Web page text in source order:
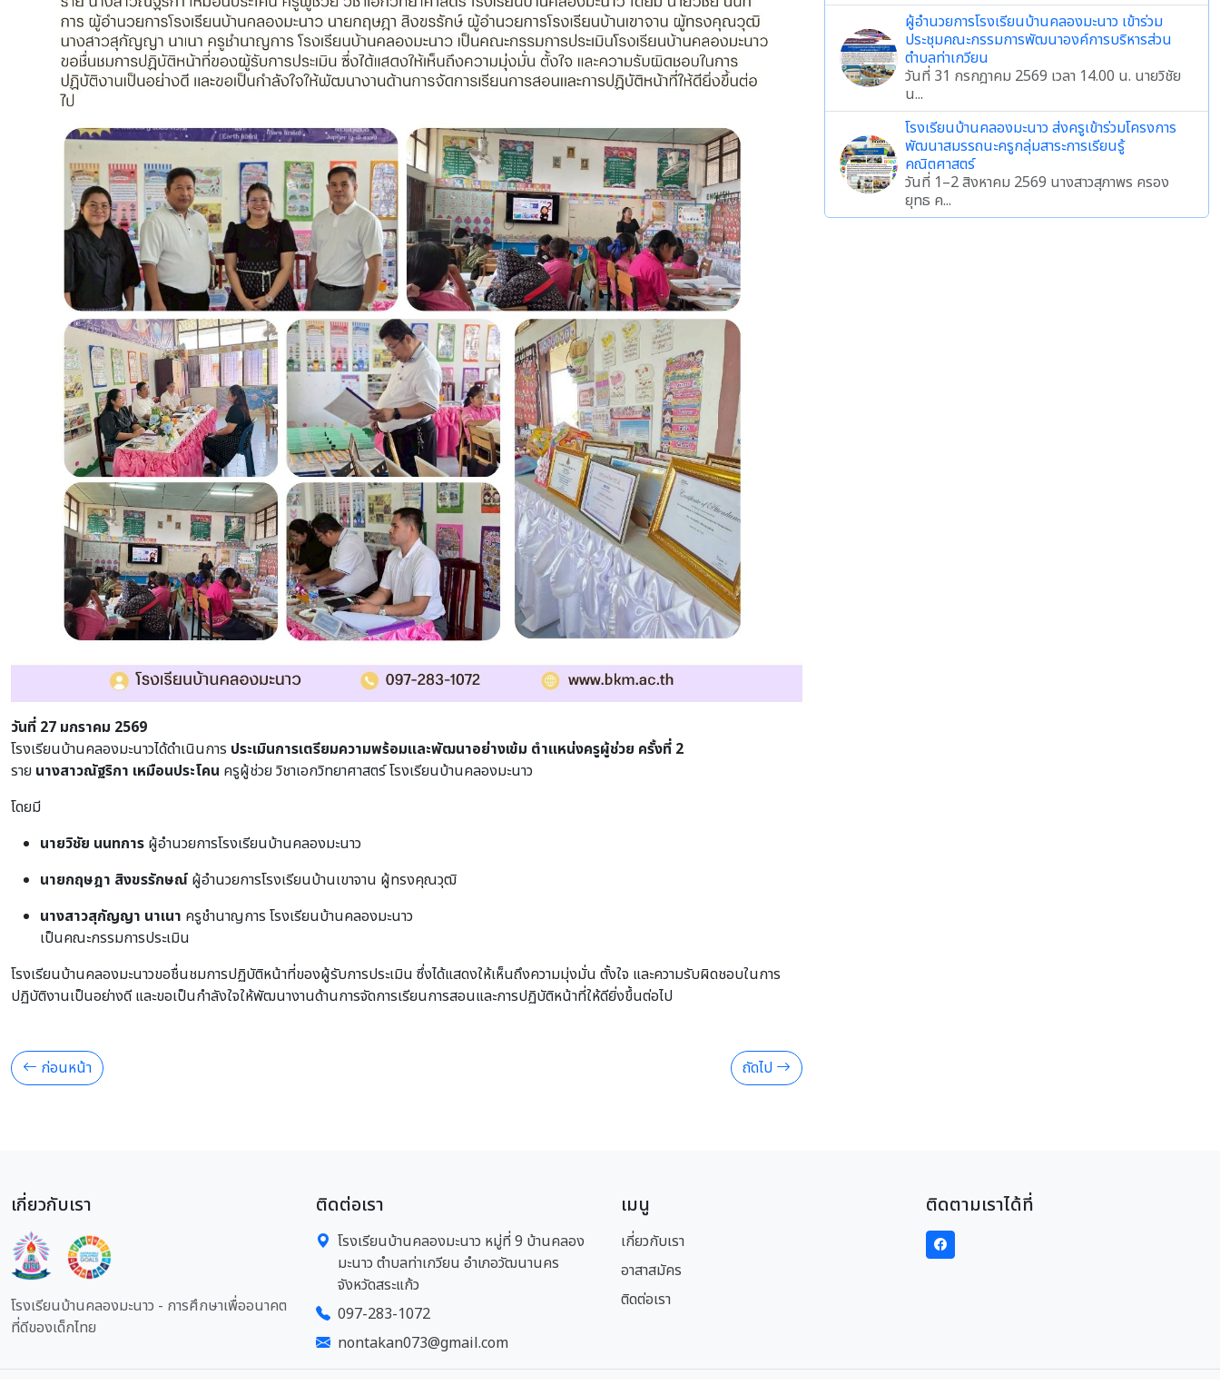
วันที่ 27 มกราคม 2569
โรงเรียนบ้านคลองมะนาวได้ดำเนินการ ประเมินการเตรียมความพร้อมและพัฒนาอย่างเข้ม ตำแหน่งครูผู้ช่วย ครั้งที่ 2
ราย นางสาวณัฐริกา เหมือนประโคน ครูผู้ช่วย วิชาเอกวิทยาศาสตร์ โรงเรียนบ้านคลองมะนาว
โดยมี
นายวิชัย นนทการ ผู้อำนวยการโรงเรียนบ้านคลองมะนาว
นายกฤษฎา สิงขรรักษณ์ ผู้อำนวยการโรงเรียนบ้านเขาจาน ผู้ทรงคุณวุฒิ
นางสาวสุกัญญา นาเนา ครูชำนาญการ โรงเรียนบ้านคลองมะนาว
เป็นคณะกรรมการประเมิน
โรงเรียนบ้านคลองมะนาวขอชื่นชมการปฏิบัติหน้าที่ของผู้รับการประเมิน ซึ่งได้แสดงให้เห็นถึงความมุ่งมั่น ตั้งใจ และความรับผิดชอบในการ
ปฏิบัติงานเป็นอย่างดี และขอเป็นกำลังใจให้พัฒนางานด้านการจัดการเรียนการสอนและการปฏิบัติหน้าที่ให้ดียิ่งขึ้นต่อไป
ก่อนหน้า ถัดไป
ผู้อำนวยการโรงเรียนบ้านคลองมะนาว เข้าร่วม
ประชุมคณะกรรมการพัฒนาองค์การบริหารส่วน
ตำบลท่าเกวียน
วันที่ 31 กรกฎาคม 2569 เวลา 14.00 น. นายวิชัย
น...
โรงเรียนบ้านคลองมะนาว ส่งครูเข้าร่วมโครงการ
พัฒนาสมรรถนะครูกลุ่มสาระการเรียนรู้
คณิตศาสตร์
วันที่ 1–2 สิงหาคม 2569 นางสาวสุภาพร ครอง
ยุทธ ค...
เกี่ยวกับเรา
โรงเรียนบ้านคลองมะนาว - การศึกษาเพื่ออนาคต
ที่ดีของเด็กไทย
ติดต่อเรา
โรงเรียนบ้านคลองมะนาว หมู่ที่ 9 บ้านคลอง
มะนาว ตำบลท่าเกวียน อำเภอวัฒนานคร
จังหวัดสระแก้ว
097-283-1072
nontakan073@gmail.com
เมนู
เกี่ยวกับเรา
อาสาสมัคร
ติดต่อเรา
ติดตามเราได้ที่